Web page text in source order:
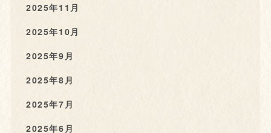
2025年11月
2025年10月
2025年9月
2025年8月
2025年7月
2025年6月